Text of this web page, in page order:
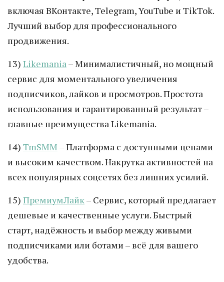
включая ВКонтакте, Telegram, YouTube и TikTok.
Лучший выбор для профессионального
продвижения.
13) Likemania– Минималистичный, но мощный
сервис для моментального увеличения
подписчиков, лайков и просмотров. Простота
использования и гарантированный результат –
главные преимущества Likemania.
14) TmSMM – Платформа с доступными ценами
и высоким качеством. Накрутка активностей на
всех популярных соцсетях без лишних усилий.
15) ПремиумЛайк– Сервис, который предлагает
дешевые и качественные услуги. Быстрый
старт, надёжность и выбор между живыми
подписчиками или ботами – всё для вашего
удобства.